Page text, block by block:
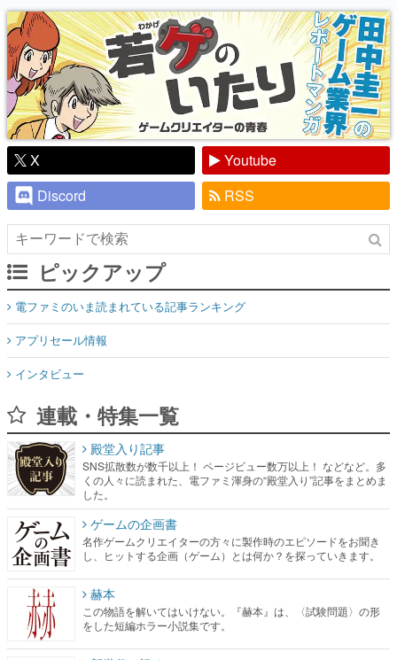
り】
X
Youtube
Discord
RSS
ピックアップ
電ファミのいま読まれている記事ランキング
アプリセール情報
インタビュー
連載・特集一覧
殿堂入り記事
SNS拡散数が数千以上！ ページビュー数万以上！ などなど。多
くの人々に読まれた、電ファミ渾身の“殿堂入り”記事をまとめま
した。
ゲームの企画書
名作ゲームクリエイターの方々に製作時のエピソードをお聞き
し、ヒットする企画（ゲーム）とは何か？を探っていきます。
赫本
この物語を解いてはいけない。『赫本』は、〈試験問題〉の形
をした短編ホラー小説集です。